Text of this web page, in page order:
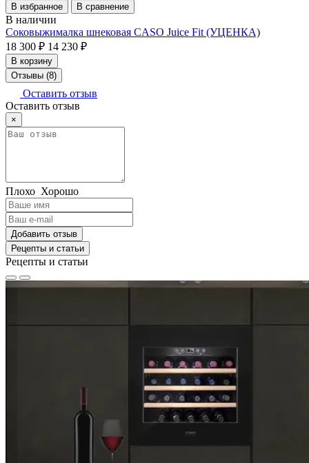
В избранное В сравнение
В наличии
Соковыжималка шнековая CASO Juice Fit (УЦЕНКА)
18 300 ₽ 14 230 ₽
В корзину
Отзывы (8)
Оставить отзыв
Оставить отзыв
×
Плохо Хорошо
Добавить отзыв
Рецепты и статьи
Рецепты и статьи